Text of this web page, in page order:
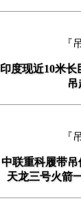
『
印度现近10米
吊
『
中联重科履带
天龙三号火箭